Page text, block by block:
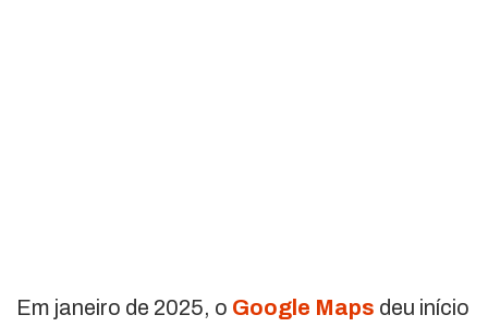
Em janeiro de 2025, o Google Maps deu início